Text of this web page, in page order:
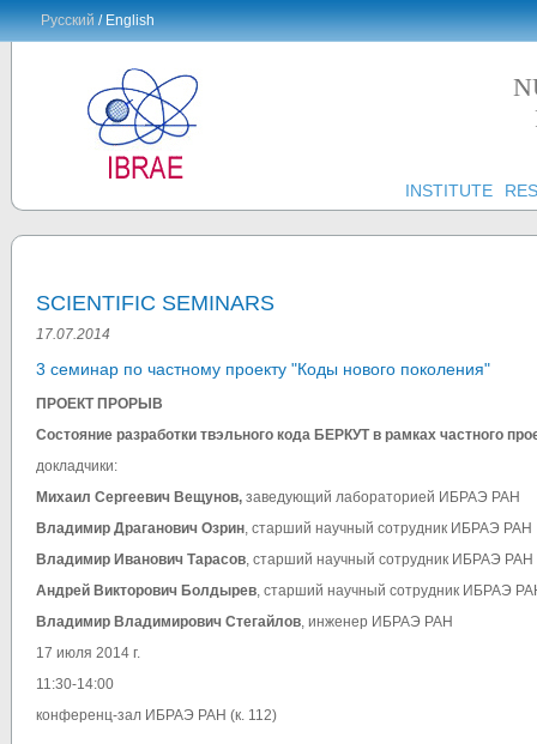
Русский/ English
INSTITUTE
SCIENTIFIC SEMINARS
17.07.2014
3 cеминар по частному проекту "Коды нового поколения"
ПРОЕКТ ПРОРЫВ
Состояние разработки твэльного кода БЕРКУТ в рамках частного
докладчики:
Михаил Сергеевич Вещунов, заведующий лабораторией ИБРАЭ РАН
Владимир Драганович Озрин, старший научный сотрудник ИБРАЭ РАН
Владимир Иванович Тарасов, старший научный сотрудник ИБРАЭ РАН
Андрей Викторович Болдырев, старший научный сотрудник ИБРАЭ
Владимир Владимирович Стегайлов, инженер ИБРАЭ РАН
17 июля 2014 г.
11:30-14:00
конференц-зал ИБРАЭ РАН (к. 112)